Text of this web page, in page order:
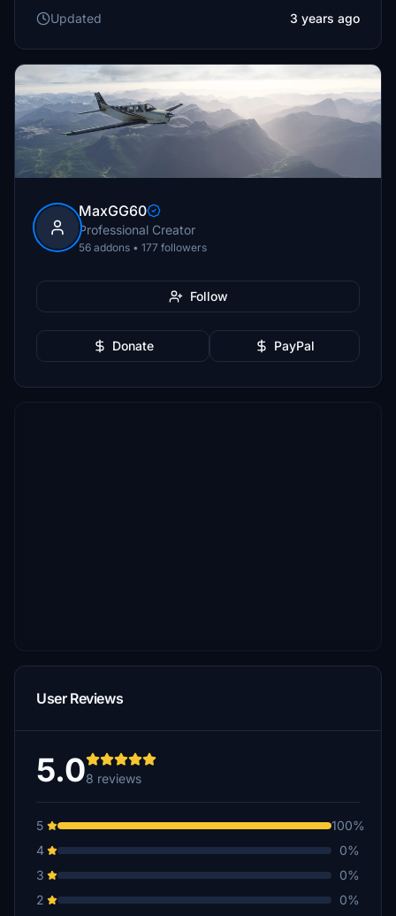
Updated
3 years ago
MaxGG60
Professional Creator
56 addons • 177 followers
Follow
Donate PayPal
User Reviews
5.08 reviews
5
100%
4
0%
3
0%
2
0%